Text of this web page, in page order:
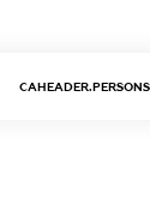
CAHEADER.PERSONS